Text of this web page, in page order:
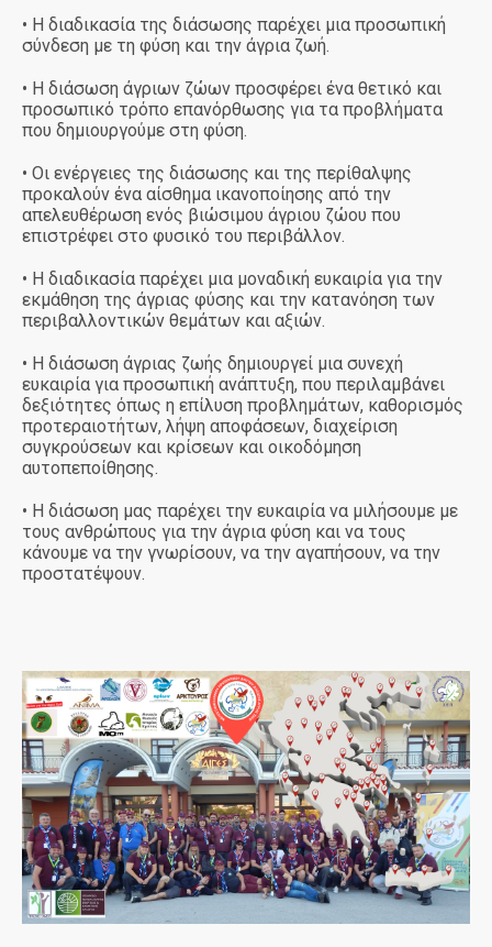
• Η διαδικασία της διάσωσης παρέχει μια προσωπική
σύνδεση με τη φύση και την άγρια ζωή.
• Η διάσωση άγριων ζώων προσφέρει ένα θετικό και
προσωπικό τρόπο επανόρθωσης για τα προβλήματα
που δημιουργούμε στη φύση.
• Οι ενέργειες της διάσωσης και της περίθαλψης
προκαλούν ένα αίσθημα ικανοποίησης από την
απελευθέρωση ενός βιώσιμου άγριου ζώου που
επιστρέφει στο φυσικό του περιβάλλον.
• Η διαδικασία παρέχει μια μοναδική ευκαιρία για την
εκμάθηση της άγριας φύσης και την κατανόηση των
περιβαλλοντικών θεμάτων και αξιών.
• Η διάσωση άγριας ζωής δημιουργεί μια συνεχή
ευκαιρία για προσωπική ανάπτυξη, που περιλαμβάνει
δεξιότητες όπως η επίλυση προβλημάτων, καθορισμός
προτεραιοτήτων, λήψη αποφάσεων, διαχείριση
συγκρούσεων και κρίσεων και οικοδόμηση
αυτοπεποίθησης.
• Η διάσωση μας παρέχει την ευκαιρία να μιλήσουμε με
τους ανθρώπους για την άγρια φύση και να τους
κάνουμε να την γνωρίσουν, να την αγαπήσουν, να την
προστατέψουν.